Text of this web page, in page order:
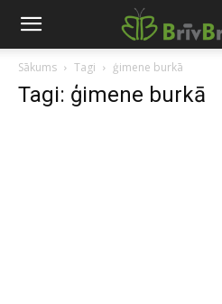
Sākums Tagi ģimene burkā
Tagi: ģimene burkā